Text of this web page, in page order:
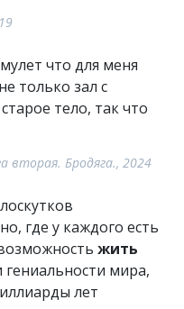
что для меня
только зал с
тело, так что
вторая. Бродяга., 2024
где у каждого есть
жить
гениальности мира,
лет